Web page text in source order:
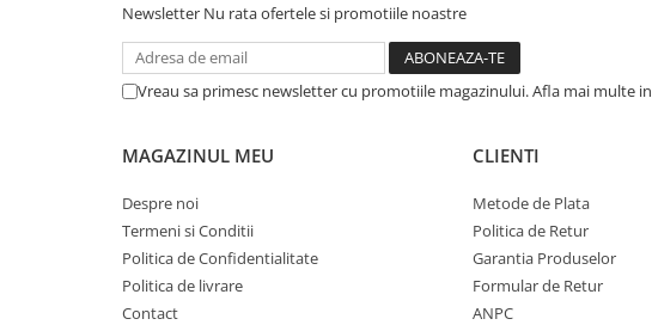
Newsletter Nu rata ofertele si promotiile noastre
Vreau sa primesc newsletter cu promotiile magazinului. Afla mai multe in
MAGAZINUL MEU
Despre noi
Termeni si Conditii
Politica de Confidentialitate
Politica de livrare
Contact
CLIENTI
Metode de Plata
Politica de Retur
Garantia Produselor
Formular de Retur
ANPC